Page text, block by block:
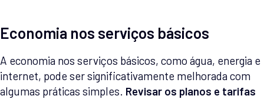
Economia nos serviços básicos
A economia nos serviços básicos, como água, energia e
internet, pode ser significativamente melhorada com
algumas práticas simples. Revisar os planos e tarifas